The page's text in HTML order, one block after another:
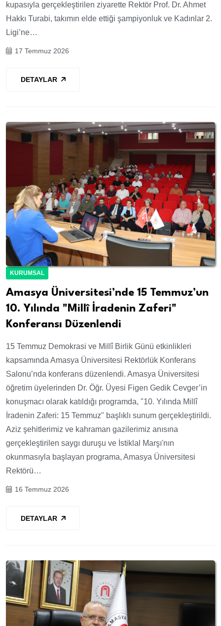
kupasıyla gerçekleştirilen ziyarette Rektör Prof. Dr. Ahmet
Hakkı Turabi, takımın elde ettiği şampiyonluk ve Kadınlar 2.
Ligi’ne…
17 Temmuz 2026
DETAYLAR
KURUMSAL
Amasya Üniversitesi’nde 15 Temmuz’un
10. Yılında "Millî İradenin Zaferi"
Konferansı Düzenlendi
15 Temmuz Demokrasi ve Millî Birlik Günü etkinlikleri
kapsamında Amasya Üniversitesi Rektörlük Konferans
Salonu’nda konferans düzenlendi. Amasya Üniversitesi
öğretim üyelerinden Dr. Öğr. Üyesi Figen Gedik Cevger’in
konuşmacı olarak katıldığı programda, "10. Yılında Millî
İradenin Zaferi: 15 Temmuz" başlıklı sunum gerçekleştirildi.
Aziz şehitlerimiz ve kahraman gazilerimiz anısına
gerçekleştirilen saygı duruşu ve İstiklal Marşı'nın
okunmasıyla başlayan programa, Amasya Üniversitesi
Rektörü…
16 Temmuz 2026
DETAYLAR